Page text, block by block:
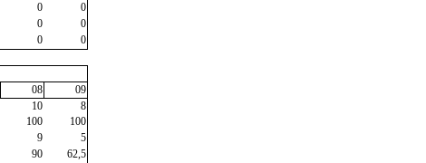
0
0
0
0
0
0
08
09
10
8
100
100
9
5
90
62,5